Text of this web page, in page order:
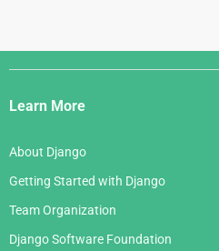
Django
Links
Learn More
About Django
Getting Started with Django
Team Organization
Django Software Foundation